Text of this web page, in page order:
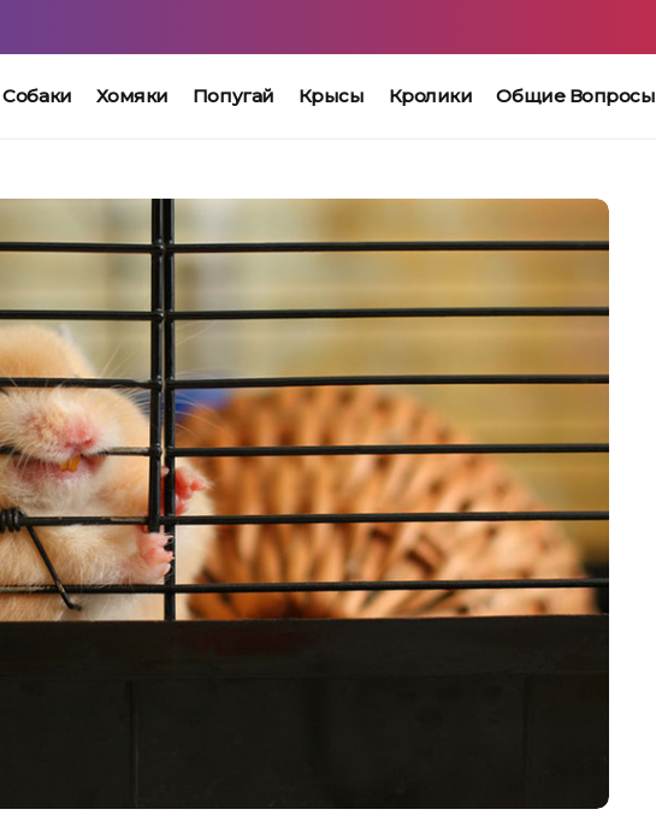
Собаки Хомяки Попугай Крысы Кролики Общие Вопросы